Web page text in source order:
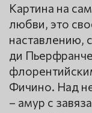
Картина на
любви, это
наставлению,
ди
Фичино. Над
– амур с